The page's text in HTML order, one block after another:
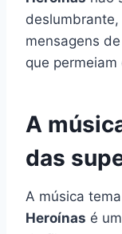
mensagens
que permeiam
A
das
A música
Heroínas é